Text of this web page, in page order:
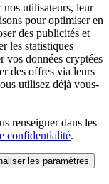
nos utilisateurs, leur
pour optimiser en
des publicités et
les statistiques
vos données cryptées
des offres via leurs
utilisez déjà vous-
renseigner dans les
confidentialité.
les paramètres